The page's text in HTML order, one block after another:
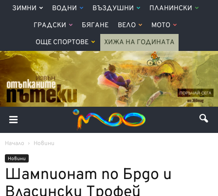
ЗИМНИ ВОДНИ ВЪЗДУШНИ ПЛАНИНСКИ
ГРАДСКИ БЯГАНЕ ВЕЛО МОТО
ОЩЕ СПОРТОВЕ ХИЖА НА ГОДИНАТА
Начало Новини
Новини
Шампионат по Брдо и